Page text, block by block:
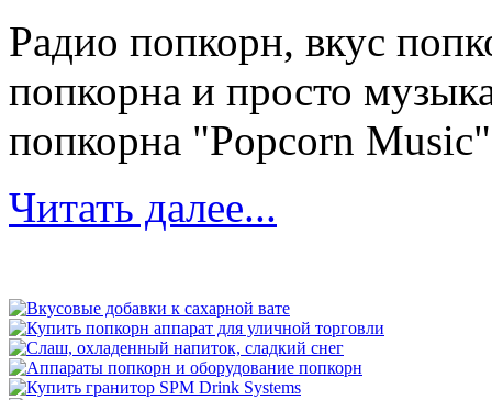
Радио попкорн, вкус
попкорна и просто
попкорна "Popcorn
Читать далее...